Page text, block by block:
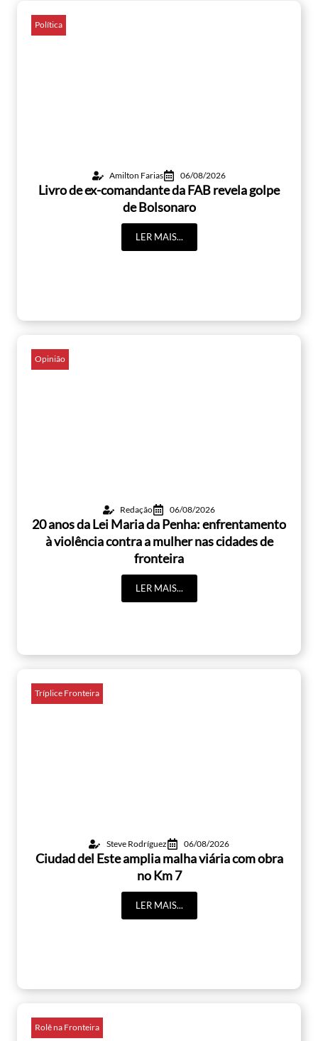
Política
Amilton Farias 06/08/2026
Livro de ex-comandante da FAB revela golpe
de Bolsonaro
LER MAIS...
Opinião
Redação 06/08/2026
20 anos da Lei Maria da Penha: enfrentamento
à violência contra a mulher nas cidades de
fronteira
LER MAIS...
Tríplice Fronteira
Steve Rodríguez 06/08/2026
Ciudad del Este amplia malha viária com obra
no Km 7
LER MAIS...
Rolê na Fronteira